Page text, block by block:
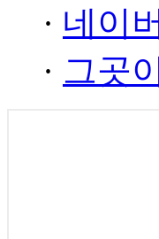
· 네이
· 그곳